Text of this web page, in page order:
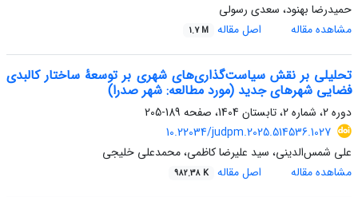
حمیدرضا بهنود، سعدی رسولی
مشاهده مقاله
اصل مقاله 1.7 M
تحلیلی بر نقش سیاست‌گذاری‌های شهری بر توسعۀ ساختار کالبدی
فضایی شهرهای جدید (مورد مطالعه: شهر صدرا)
دوره 2، شماره 2، تابستان 1404، صفحه
189-205
10.22034/judpm.2025.514536.1027
علی شمس‌‌الدینی، سید علیرضا کاظمی، محمدعلی خلیجی
مشاهده مقاله
اصل مقاله 982.38 K